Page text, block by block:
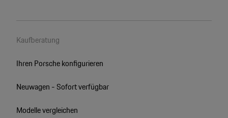
Kaufberatung
Ihren Porsche konfigurieren
Neuwagen - Sofort verfügbar
Modelle vergleichen